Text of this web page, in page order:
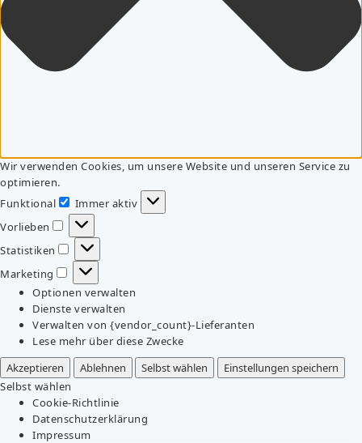
Wir verwenden Cookies, um unsere Website und unseren Service zu
optimieren.
Funktional
Funktional
Immer aktiv
Vorlieben
Vorlieben
Statistiken
Statistiken
Marketing
Marketing
Optionen verwalten
Dienste verwalten
Verwalten von {vendor_count}-Lieferanten
Lese mehr über diese Zwecke
Akzeptieren
Ablehnen Selbst wählen
Einstellungen speichern
Selbst wählen
Cookie-Richtlinie
Datenschutzerklärung
Impressum